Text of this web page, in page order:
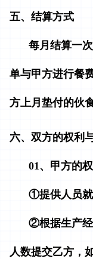
五、结算方式
每月结算一
单与甲方进行餐
方上月垫付的伙食
六、双方的权利
01、甲方的
①提供人员
②根据生产经
人数提交乙方，